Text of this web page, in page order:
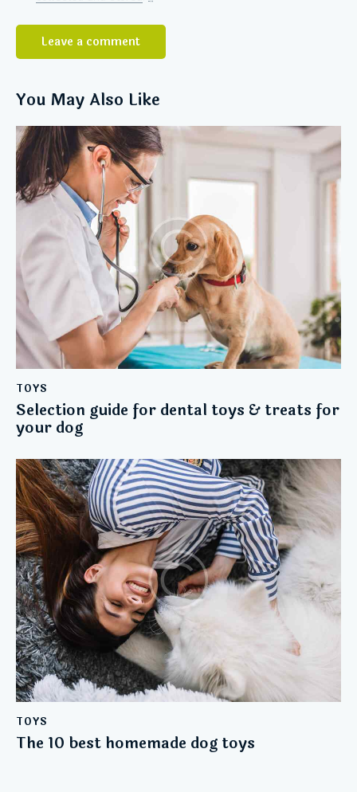
You May Also Like
TOYS
Selection guide for dental toys & treats for
your dog
TOYS
The 10 best homemade dog toys